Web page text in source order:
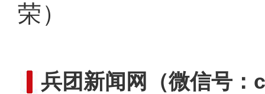
荣）
兵团新闻网 （微信号